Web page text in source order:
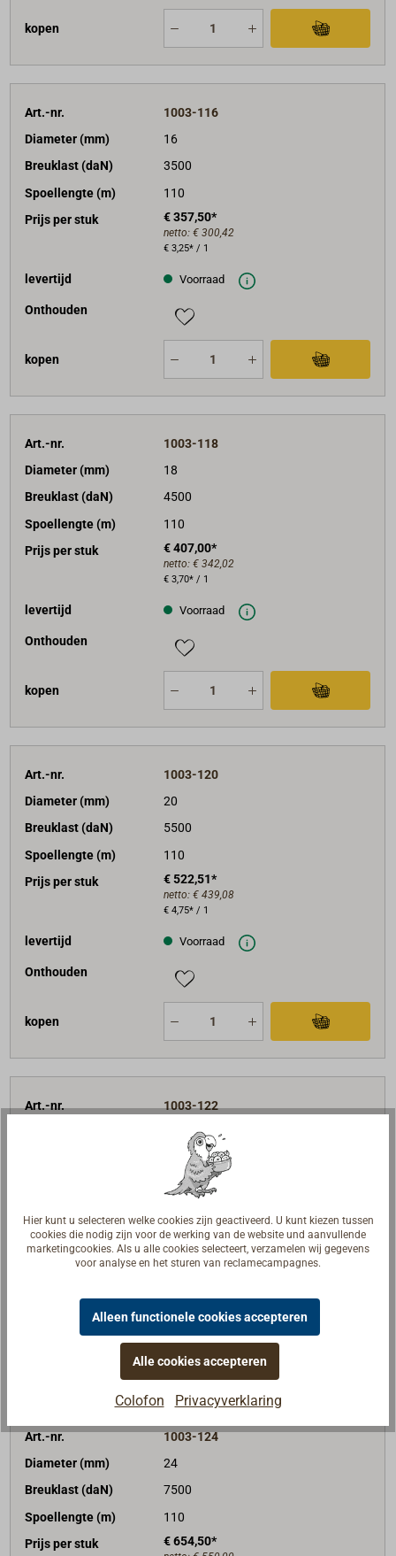
kopen
Art.-nr.
1003-116
Diameter (mm)
16
Breuklast (daN)
3500
Spoellengte (m)
110
Prijs per stuk
€ 357,50*
netto: € 300,42
€ 3,25* / 1
levertijd Voorraad
Onthouden
kopen
Art.-nr.
1003-118
Diameter (mm)
18
Breuklast (daN)
4500
Spoellengte (m)
110
Prijs per stuk
€ 407,00*
netto: € 342,02
€ 3,70* / 1
levertijd Voorraad
Onthouden
kopen
Art.-nr.
1003-120
Diameter (mm)
20
Breuklast (daN)
5500
Spoellengte (m)
110
Prijs per stuk
€ 522,51*
netto: € 439,08
€ 4,75* / 1
levertijd Voorraad
Onthouden
kopen
Art.-nr.
1003-122
6700
110
Prijs per stuk
netto:€ 480,67
€ 5,20* / 1
Onthouden
Art.-nr.
1003-124
Diameter (mm)
24
Breuklast (daN)
7500
Spoellengte (m)
110
Prijs per stuk
€ 654,50*
Hier kunt u selecteren welke cookies zijn geactiveerd. U kunt kiezen tussen
cookies die nodig zijn voor de werking van de website und aanvullende
marketingcookies. Als u alle cookies selecteert, verzamelen wij gegevens
voor analyse en het sturen van reclamecampagnes.
Alleen functionele cookies accepteren
Alle cookies accepteren
Colofon Privacyverklaring